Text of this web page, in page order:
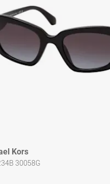
Kors
30058G